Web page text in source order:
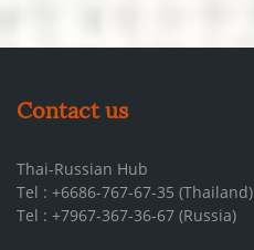
Contact us
Thai-Russian Hub
Tel : +6686-767-67-35 (Thailand)
Tel : +7967-367-36-67 (Russia)